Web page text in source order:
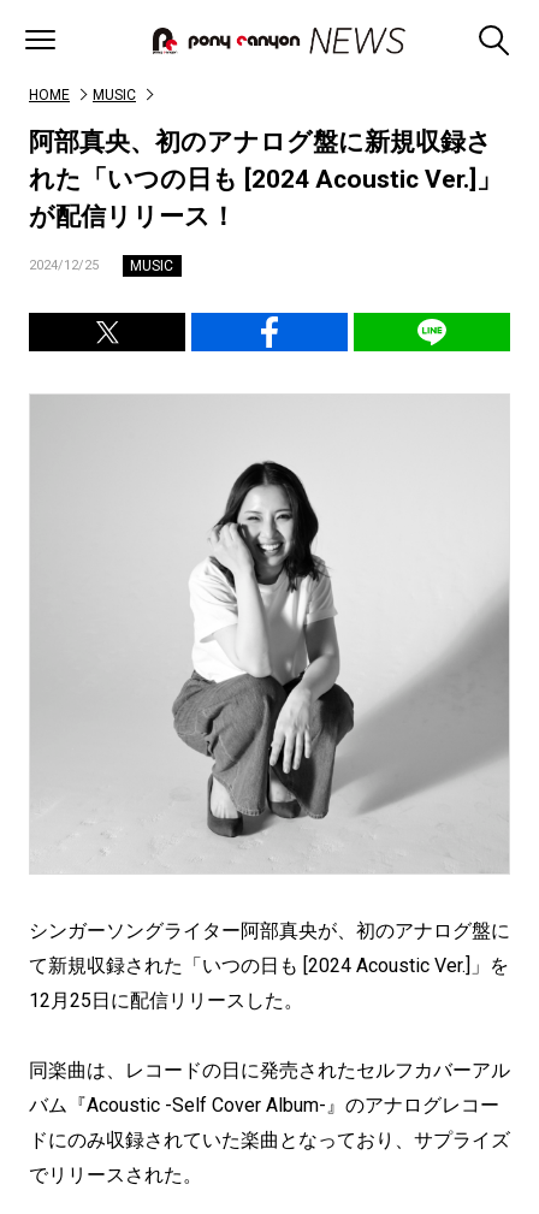
HOME MUSIC
阿部真央、初のアナログ盤に新規収録さ
れた「いつの日も [2024 Acoustic Ver.]」
が配信リリース！
2024/12/25 MUSIC
シンガーソングライター阿部真央が、初のアナログ盤に
て新規収録された「いつの日も [2024 Acoustic Ver.]」を
12月25日に配信リリースした。
同楽曲は、レコードの日に発売されたセルフカバーアル
バム『Acoustic -Self Cover Album-』のアナログレコー
ドにのみ収録されていた楽曲となっており、サプライズ
でリリースされた。